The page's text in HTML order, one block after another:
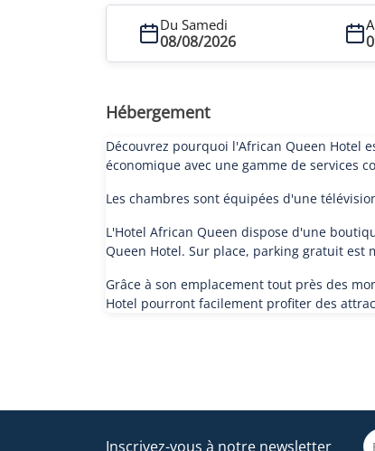
Du Samedi
08/08/2026
Hébergement
Découvrez pourquoi l'African Queen Hotel
économique avec une gamme de services
Les chambres sont équipées d'une
L'Hotel African Queen dispose d'une
Queen Hotel. Sur place, parking gratuit est
Grâce à son emplacement tout près des
Hotel pourront facilement profiter des
Inscrivez-vous à notre newsletter